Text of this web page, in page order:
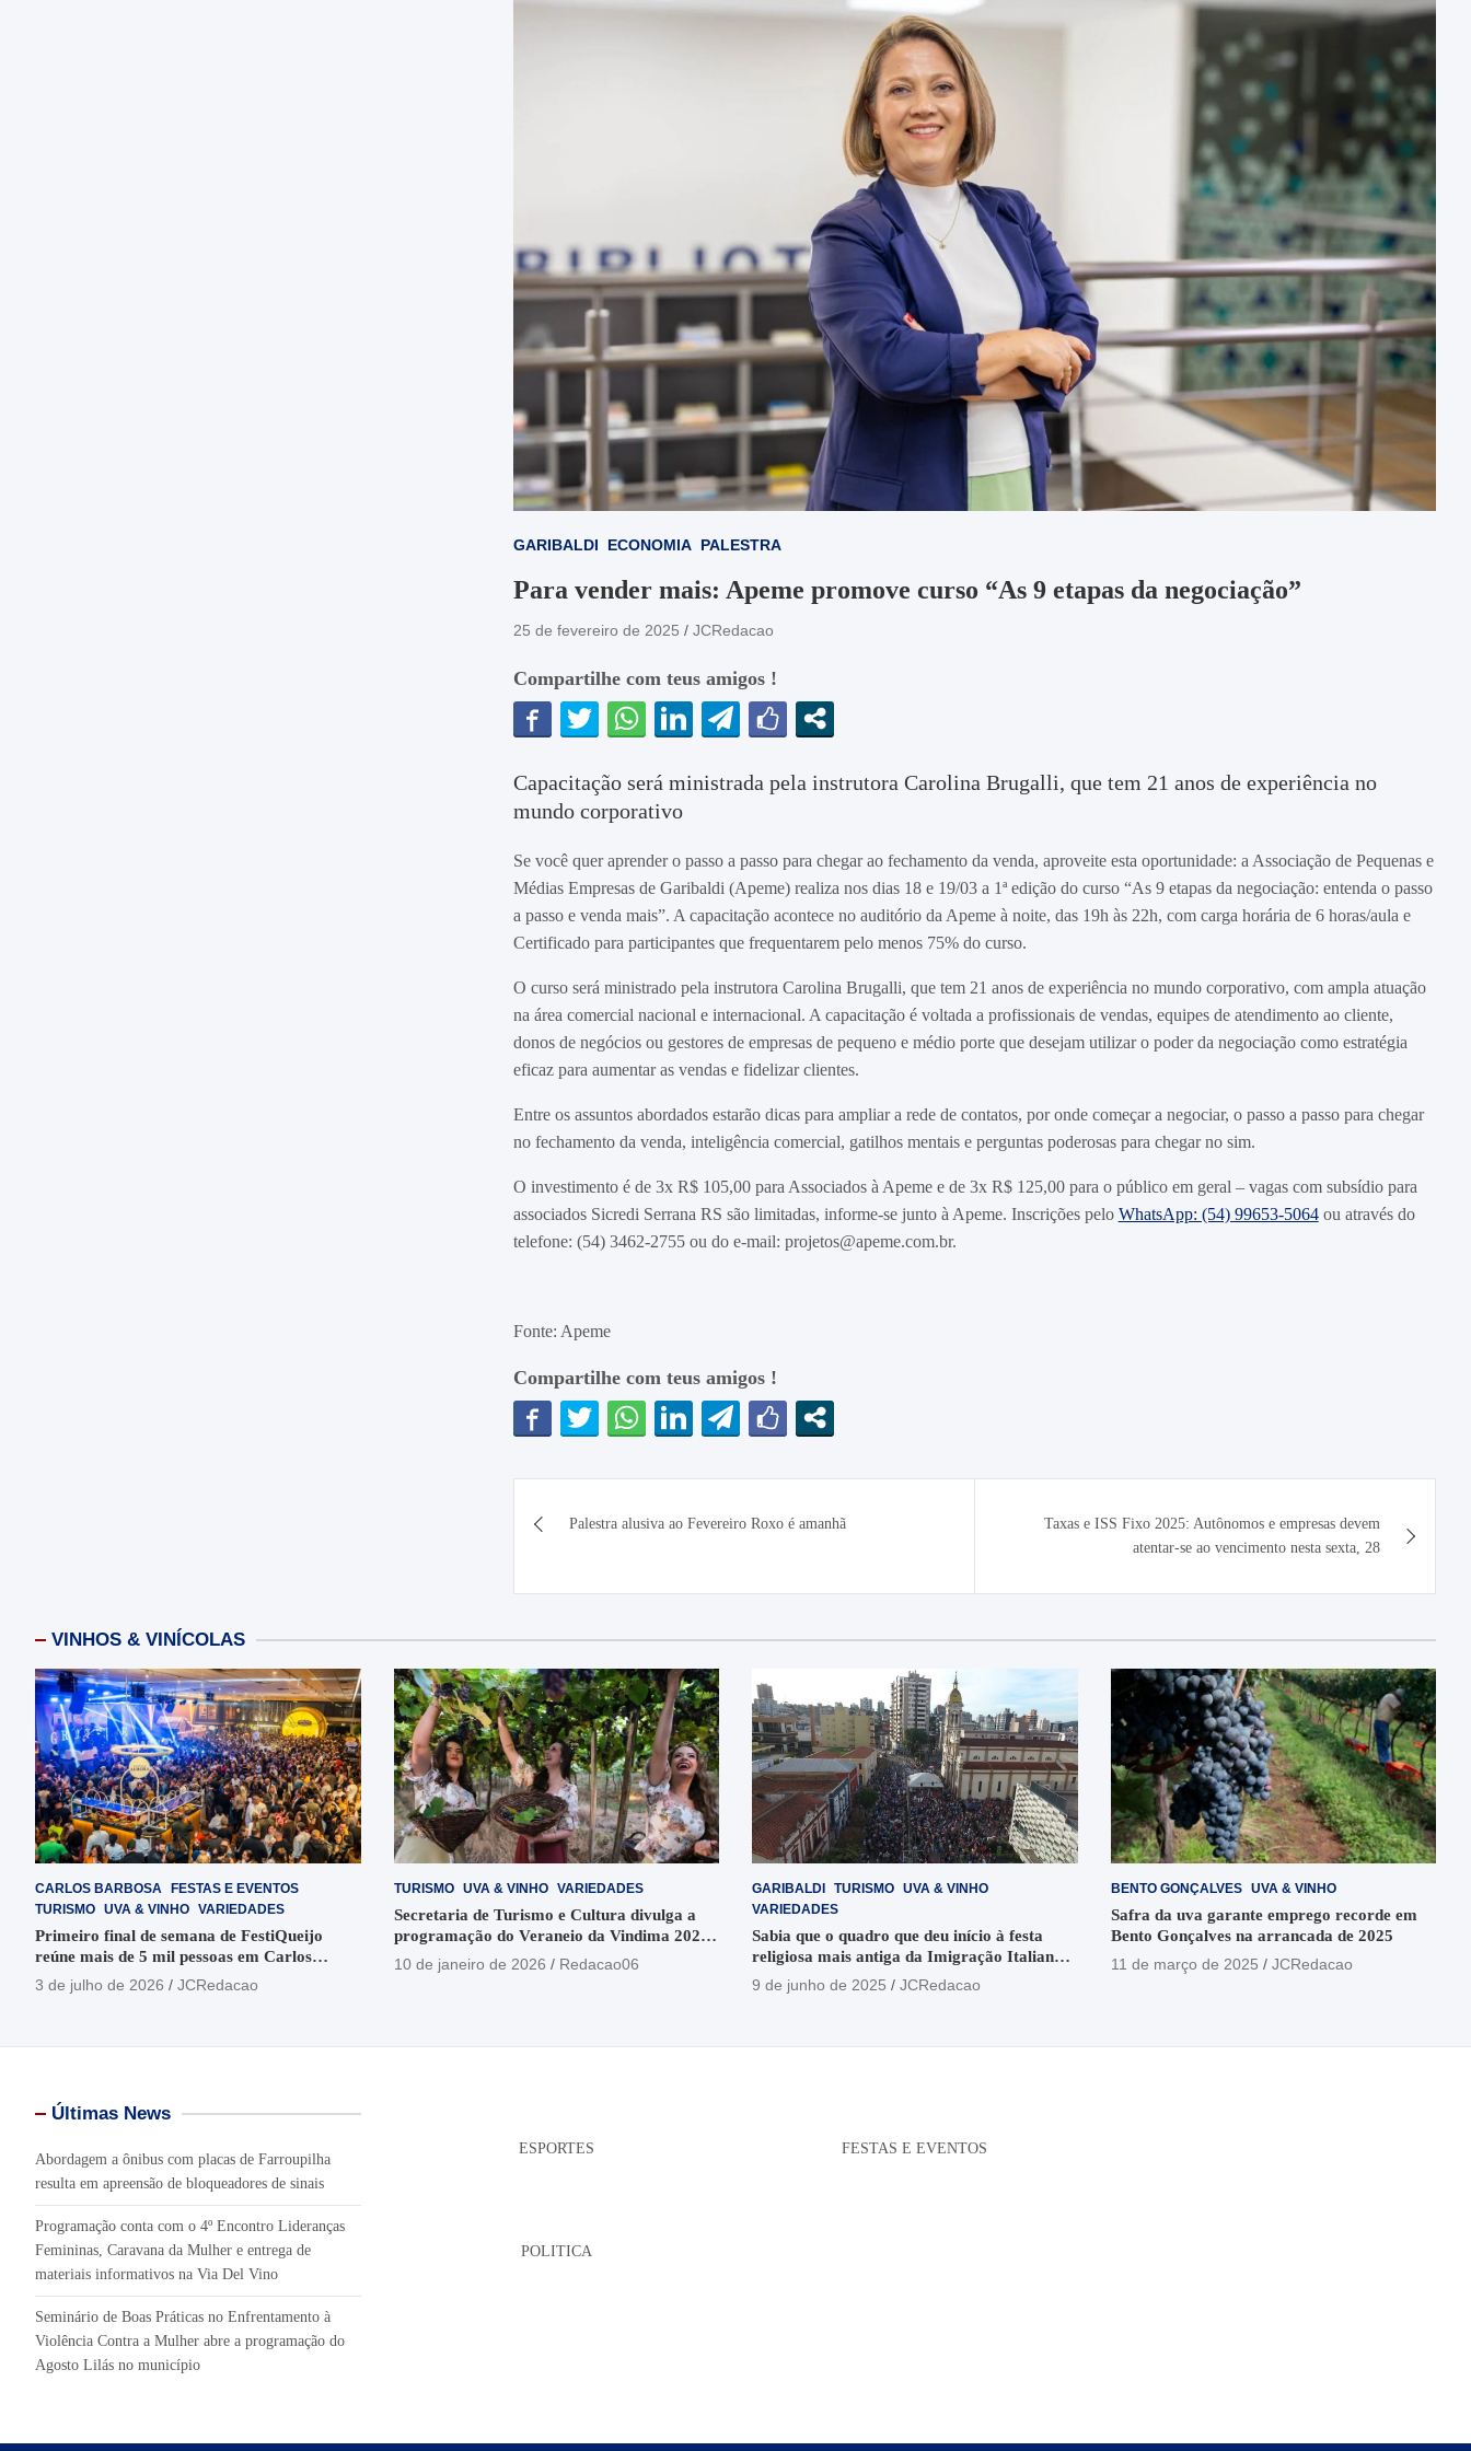
GARIBALDI ECONOMIA PALESTRA
Para vender mais: Apeme promove curso “As 9 etapas da negociação”
25 de fevereiro de 2025 JCRedacao
Compartilhe com teus amigos !
Capacitação será ministrada pela instrutora Carolina Brugalli, que tem 21 anos de experiência no
mundo corporativo
Se você quer aprender o passo a passo para chegar ao fechamento da venda, aproveite esta oportunidade: a Associação de Pequenas e
Médias Empresas de Garibaldi (Apeme) realiza nos dias 18 e 19/03 a 1ª edição do curso “As 9 etapas da negociação: entenda o passo
a passo e venda mais”. A capacitação acontece no auditório da Apeme à noite, das 19h às 22h, com carga horária de 6 horas/aula e
Certificado para participantes que frequentarem pelo menos 75% do curso.
O curso será ministrado pela instrutora Carolina Brugalli, que tem 21 anos de experiência no mundo corporativo, com ampla atuação
na área comercial nacional e internacional. A capacitação é voltada a profissionais de vendas, equipes de atendimento ao cliente,
donos de negócios ou gestores de empresas de pequeno e médio porte que desejam utilizar o poder da negociação como estratégia
eficaz para aumentar as vendas e fidelizar clientes.
Entre os assuntos abordados estarão dicas para ampliar a rede de contatos, por onde começar a negociar, o passo a passo para chegar
no fechamento da venda, inteligência comercial, gatilhos mentais e perguntas poderosas para chegar no sim.
O investimento é de 3x R$ 105,00 para Associados à Apeme e de 3x R$ 125,00 para o público em geral – vagas com subsídio para
associados Sicredi Serrana RS são limitadas, informe-se junto à Apeme. Inscrições pelo WhatsApp: (54) 99653-5064ou através do
telefone: (54) 3462-2755 ou do e-mail: projetos@apeme.com.br.
Fonte: Apeme
Compartilhe com teus amigos !
de
Post
Palestra alusiva ao Fevereiro Roxo é amanhã
Taxas e ISS Fixo 2025: Autônomos e empresas devem
atentar-se ao vencimento nesta sexta, 28
VINHOS & VINÍCOLAS
CARLOS BARBOSA
FESTAS E EVENTOS
TURISMO UVA & VINHO VARIEDADES
Primeiro final de semana de FestiQueijo
reúne mais de 5 mil pessoas em Carlos
Barbosa
3 de julho de 2026 JCRedacao
TURISMO UVA & VINHO VARIEDADES
Secretaria de Turismo e Cultura divulga a
programação do Veraneio da Vindima 2026
em Garibaldi
10 de janeiro de 2026 Redacao06
GARIBALDI TURISMO UVA & VINHO
VARIEDADES
Sabia que o quadro que deu início à festa
religiosa mais antiga da Imigração Italiana
está no Santuário Santo Antônio
9 de junho de 2025 JCRedacao
BENTO GONÇALVES UVA & VINHO
Safra da uva garante emprego recorde em
Bento Gonçalves na arrancada de 2025
11 de março de 2025
JCRedacao
Últimas News
Abordagem a ônibus com placas de Farroupilha
resulta em apreensão de bloqueadores de sinais
Programação conta com o 4º Encontro Lideranças
Femininas, Caravana da Mulher e entrega de
materiais informativos na Via Del Vino
Seminário de Boas Práticas no Enfrentamento à
Violência Contra a Mulher abre a programação do
Agosto Lilás no município
ESPORTES
POLITICA
FESTAS E EVENTOS